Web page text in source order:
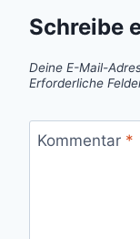
Schreibe
Deine E-Mail-
Erforderliche
Kommentar *